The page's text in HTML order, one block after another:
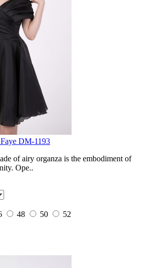
DM-1193
of airy organza is the embodiment of
Ope..
48 50
52